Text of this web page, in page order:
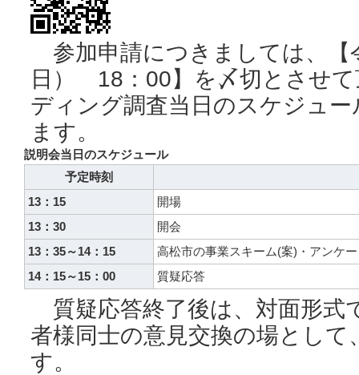
参加申請につきましては、【
日） 18：00】を〆切とさせ
ディング調査当日のスケジュ
ます。
説明会当日のスケジュール
予定時刻
13：15
開場
13：30
開会
13：35～14：15
高松市の事業スキーム(案)・アンケ
14：15～15：00
質疑応答
質疑応答終了後は、対面形式
者様同士の意見交換の場とし
す。